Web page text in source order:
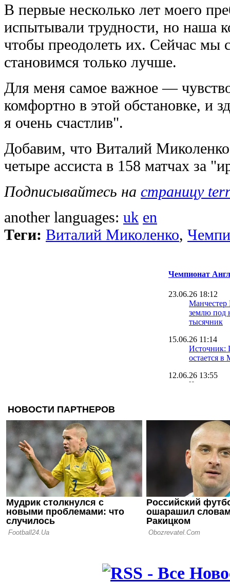
В первые несколько лет моего
испытывали трудности, но наша
чтобы преодолеть их. Сейчас мы
становимся только лучше.
Для меня самое важное —
комфортно в этой обстановке, и
я очень счастлив".
Добавим, что Виталий Миколенко
четыре ассиста в 158 матчах за
Подписывайтесь на страницу
another languages: uk en
Теги: Виталий Миколенко,
Чемпионат
23.06.26 18:12
землю под
тысячник
15.06.26 11:14
Источник:
остается в
12.06.26 13:55
Что за
11.06.26 19:20
Домашнее
чемпиона
матчем
09.06.26 19:12
Стало
новым
Пэлас